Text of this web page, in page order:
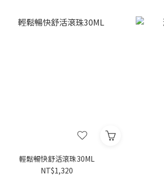
輕鬆暢快舒活滾珠30ML
NT$1,320